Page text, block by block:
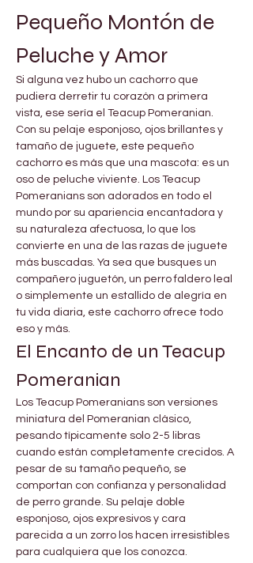
Pequeño Montón de
Peluche y Amor
Si alguna vez hubo un cachorro que
pudiera derretir tu corazón a primera
vista, ese sería el Teacup Pomeranian.
Con su pelaje esponjoso, ojos brillantes y
tamaño de juguete, este pequeño
cachorro es más que una mascota: es un
oso de peluche viviente. Los Teacup
Pomeranians son adorados en todo el
mundo por su apariencia encantadora y
su naturaleza afectuosa, lo que los
convierte en una de las razas de juguete
más buscadas. Ya sea que busques un
compañero juguetón, un perro faldero leal
o simplemente un estallido de alegría en
tu vida diaria, este cachorro ofrece todo
eso y más.
El Encanto de un Teacup
Pomeranian
Los Teacup Pomeranians son versiones
miniatura del Pomeranian clásico,
pesando típicamente solo 2-5 libras
cuando están completamente crecidos. A
pesar de su tamaño pequeño, se
comportan con confianza y personalidad
de perro grande. Su pelaje doble
esponjoso, ojos expresivos y cara
parecida a un zorro los hacen irresistibles
para cualquiera que los conozca.